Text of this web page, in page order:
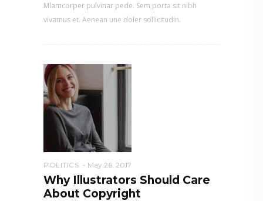
Mlamcorper pulvinar pede. Sem porta sit nibh
vivamus et. Aenean une doler sollicitudin.
POLITICS May 26, 2017
Why Illustrators Should Care
About Copyright